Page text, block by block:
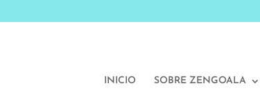
INICIO SOBRE ZENGOALA